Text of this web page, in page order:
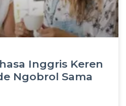
Inggris Keren
Ngobrol Sama